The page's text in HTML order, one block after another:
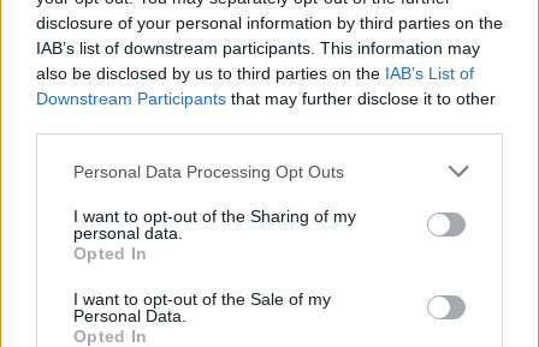
disclosure of your personal information by third parties on the
IAB’s list of downstream participants. This information may
also be disclosed by us to third parties on the IAB’s List of
Downstream Participants that may further disclose it to other
Personal Data Processing Opt Outs
I want to opt-out of the Sharing of my
personal data.
Opted In
I want to opt-out of the Sale of my
Personal Data.
Opted In
INTERNATIONELLT
finansminister från kampanjen för real ale, Camra.